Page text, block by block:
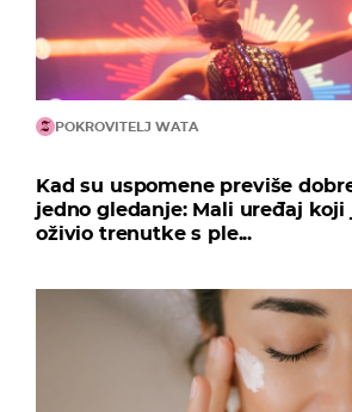
POKROVITELJ WATA
Kad su uspomene previše
jedno gledanje: Mali uređaj koji
oživio trenutke s ple...